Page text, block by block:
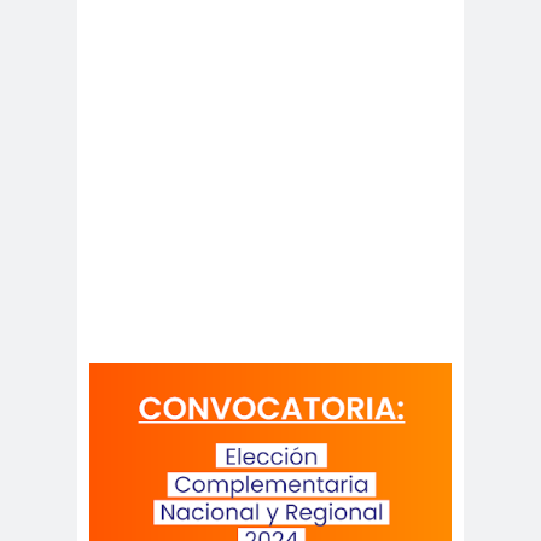
Asamblea por el
Asociación Abuelas de
Plaza de Mayo
asociación de mujeres